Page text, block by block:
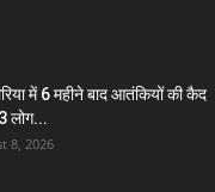
में 6 महीने बाद आतंकियों की कैद
लोग...
8, 2026